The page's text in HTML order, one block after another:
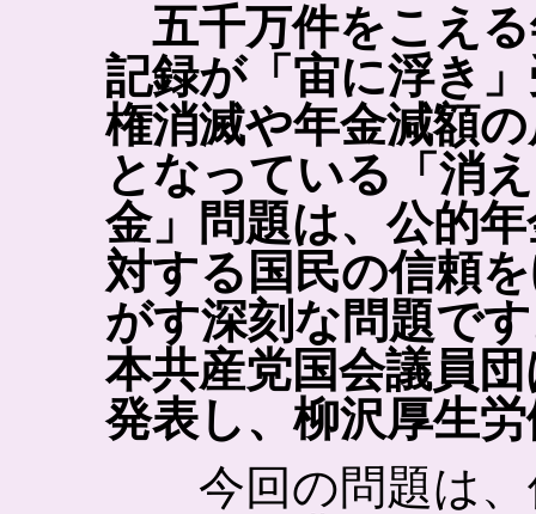
五千万件をこえ
記録が「宙に浮き
権消滅や年金減額
となっている「消
金」問題は、公的
対する国民の信頼
がす深刻な問題で
本共産党国会議員
発表し、柳沢厚生
今回の問題は、